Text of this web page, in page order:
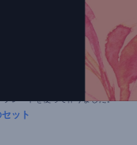
レートを使って作りました。
ット